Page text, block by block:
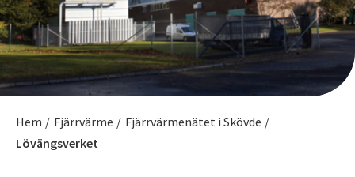
Hem / Fjärrvärme / Fjärrvärmenätet i Skövde /
Lövängsverket